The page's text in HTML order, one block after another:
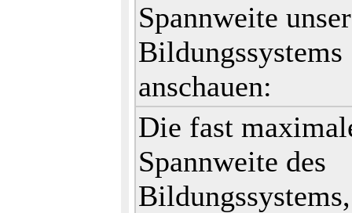
Spannweite
Bildungssystems
anschauen:
Die fast
Spannweite des